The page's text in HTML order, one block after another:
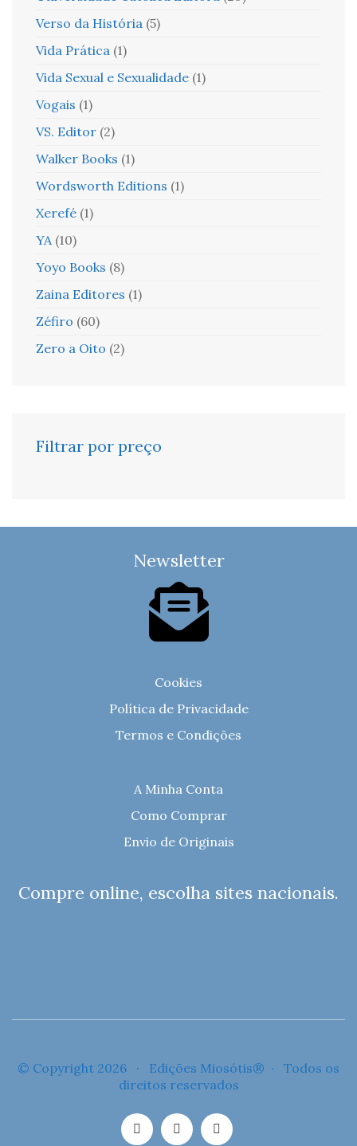
Verso da História (5)
Vida Prática (1)
Vida Sexual e Sexualidade (1)
Vogais (1)
VS. Editor (2)
Walker Books (1)
Wordsworth Editions (1)
Xerefé (1)
YA (10)
Yoyo Books (8)
Zaina Editores (1)
Zéfiro (60)
Zero a Oito (2)
Filtrar por preço
Newsletter
Cookies
Política de Privacidade
Termos e Condições
A Minha Conta
Como Comprar
Envio de Originais
Compre online, escolha sites nacionais.
© Copyright 2026 · Edições Miosótis® · Todos os
direitos reservados